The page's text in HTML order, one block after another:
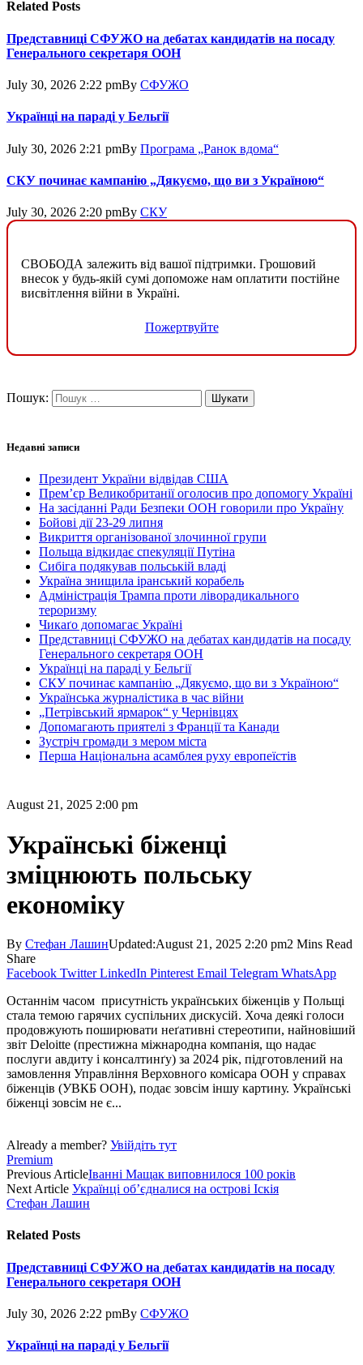
Related Posts
Представниці СФУЖО на дебатах кандидатів на посаду
Генерального секретаря ООН
July 30, 2026 2:22 pmBy СФУЖО
Українці на параді у Бельгії
July 30, 2026 2:21 pmBy Програма „Ранок вдома“
СКУ починає кампанію „Дякуємо, що ви з Україною“
July 30, 2026 2:20 pmBy СКУ
СВОБОДА залежить від вашої підтримки. Грошовий
внесок у будь-якій сумі допоможе нам оплатити постійне
висвітлення війни в Україні.
Пожертвуйте
Пошук:
Недавні записи
Президент України відвідав США
Прем’єр Великобританії оголосив про допомогу Україні
На засіданні Ради Безпеки ООН говорили про Україну
Бойові дії 23-29 липня
Викриття організованої злочинної групи
Польща відкидає спекуляції Путіна
Сибіга подякував польській владі
Україна знищила іранський корабель
Адміністрація Трампа проти ліворадикального
тероризму
Чикаґо допомагає Україні
Представниці СФУЖО на дебатах кандидатів на посаду
Генерального секретаря ООН
Українці на параді у Бельгії
СКУ починає кампанію „Дякуємо, що ви з Україною“
Українська журналістика в час війни
„Петрівський ярмарок“ у Чернівцях
Допомагають приятелі з Франції та Канади
Зустріч громади з мером міста
Перша Національна асамблея руху европеїстів
August 21, 2025 2:00 pm
Українські біженці
зміцнюють польську
економіку
By Стефан ЛашинUpdated:August 21, 2025 2:20 pm2 Mins Read
Share
Facebook Twitter LinkedIn Pinterest Email Telegram WhatsApp
Останнім часом присутність українських біженців у Польщі
стала темою гарячих суспільних дискусій. Хоча деякі голоси
продовжують поширювати неґативні стереотипи, найновіший
звіт Deloitte (престижна міжнародна компанія, що надає
послуги авдиту і консалтинґу) за 2024 рік, підготовлений на
замовлення Управління Верховного комісара ООН у справах
біженців (УВКБ ООН), подає зовсім іншу картину. Українські
біженці зовсім не є...
Already a member? Увійдіть тут
Premium
Previous ArticleІванні Мащак виповнилося 100 років
Next Article Українці об’єдналися на острові Іскія
Стефан Лашин
Related Posts
Представниці СФУЖО на дебатах кандидатів на посаду
Генерального секретаря ООН
July 30, 2026 2:22 pmBy СФУЖО
Українці на параді у Бельгії